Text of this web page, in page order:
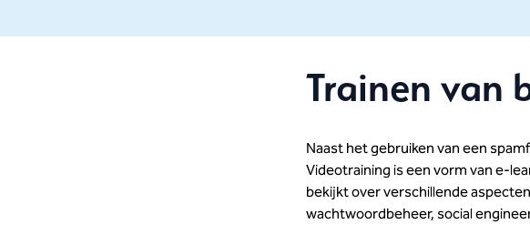
Trainen van
Naast het gebruiken van een
Videotraining is een vorm van e-
bekijkt over verschillende
wachtwoordbeheer, social